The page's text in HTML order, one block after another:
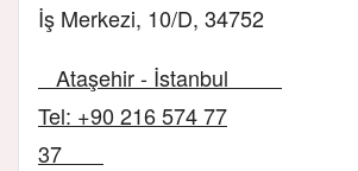
İş Merkezi, 10/D, 34752
Ataşehir - İstanbul
Tel: +90 216 574 77
37